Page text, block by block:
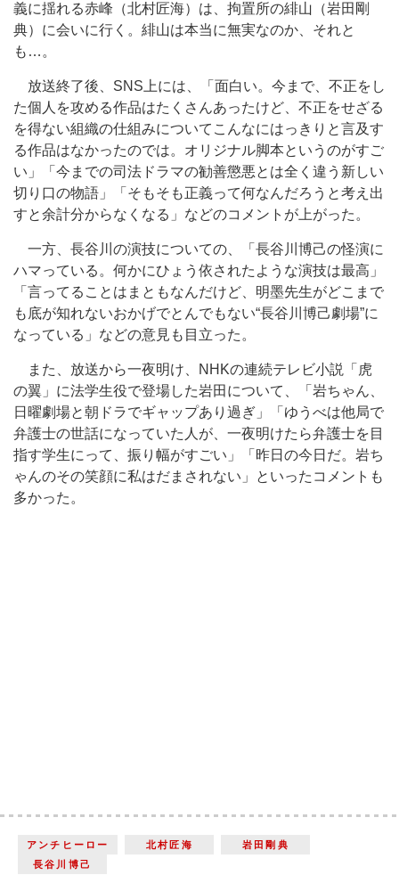
義に揺れる赤峰（北村匠海）は、拘置所の緋山（岩田剛
典）に会いに行く。緋山は本当に無実なのか、それと
も…。
放送終了後、SNS上には、「面白い。今まで、不正をし
た個人を攻める作品はたくさんあったけど、不正をせざる
を得ない組織の仕組みについてこんなにはっきりと言及す
る作品はなかったのでは。オリジナル脚本というのがすご
い」「今までの司法ドラマの勧善懲悪とは全く違う新しい
切り口の物語」「そもそも正義って何なんだろうと考え出
すと余計分からなくなる」などのコメントが上がった。
一方、長谷川の演技についての、「長谷川博己の怪演に
ハマっている。何かにひょう依されたような演技は最高」
「言ってることはまともなんだけど、明墨先生がどこまで
も底が知れないおかげでとんでもない“長谷川博己劇場”に
なっている」などの意見も目立った。
また、放送から一夜明け、NHKの連続テレビ小説「虎
の翼」に法学生役で登場した岩田について、「岩ちゃん、
日曜劇場と朝ドラでギャップあり過ぎ」「ゆうべは他局で
弁護士の世話になっていた人が、一夜明けたら弁護士を目
指す学生にって、振り幅がすごい」「昨日の今日だ。岩ち
ゃんのその笑顔に私はだまされない」といったコメントも
多かった。
アンチヒーロー 北村匠海
岩田剛典
長谷川博己